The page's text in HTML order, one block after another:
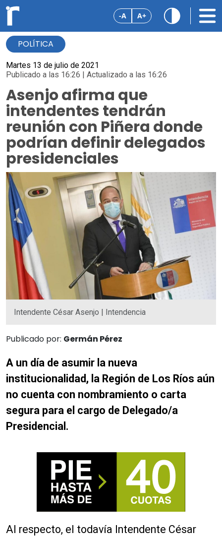
-A A+
POLÍTICA
Martes 13 de julio de 2021
Publicado a las 16:26 | Actualizado a las 16:26
Asenjo afirma que
intendentes tendrán
reunión con Piñera donde
podrían definir delegados
presidenciales
Intendente César Asenjo | Intendencia
Publicado por: Germán Pérez
A un día de asumir la nueva
institucionalidad, la Región de Los Ríos aún
no cuenta con nombramiento o carta
segura para el cargo de Delegado/a
Presidencial.
Al respecto, el todavía Intendente César